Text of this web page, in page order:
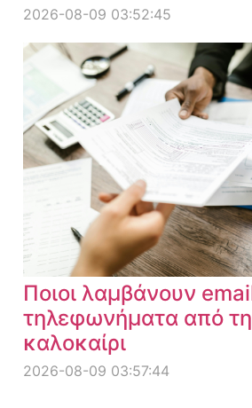
2026-08-09 03:52:45
Ποιοι λαμβάνουν
τηλεφωνήματα από
καλοκαίρι
2026-08-09 03:57:44